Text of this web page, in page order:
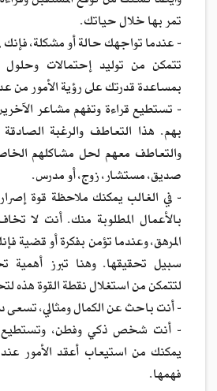
تمر بها خلال حياتك.
- عندما تواجهك حالة أو مشكلة،
تتمكن من توليد إحتمالات
بمساعدة قدرتك على رؤية الأمور من
- تستطيع قراءة وتفهم مشاعر
بهم. هذا التعاطف والرغبة
والتعاطف معهم لحل مشاكلهم
صديق، مستشار، زوج، أو مدرس.
- في الغالب يمكنك ملاحظة قوة
بالأعمال المطلوبة منك. أنت لا
المرهق، وعندما تؤمن بفكرة أو قضية
سبيل تحقيقها. وهنا تبرز
لتتمكن من استغلال نقطة القوة هذه
- أنت باحث عن الكمال ومثالي، تسعى
- أنت شخص ذكي وفطن، وتستطيع
يمكنك من استيعاب أعقد الأمور
فهمها.